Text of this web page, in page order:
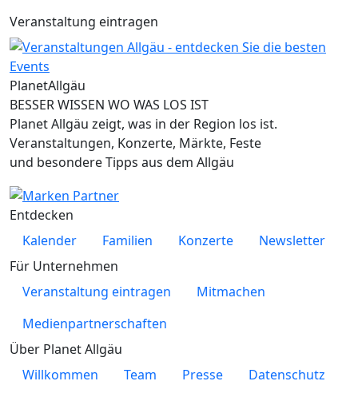
Veranstaltung eintragen
PlanetAllgäu
BESSER WISSEN WO WAS LOS IST
Planet Allgäu zeigt, was in der Region los ist.
Veranstaltungen, Konzerte, Märkte, Feste
und besondere Tipps aus dem Allgäu
Entdecken
Kalender
Familien Konzerte
Newsletter
Für Unternehmen
Veranstaltung eintragen
Mitmachen
Medienpartnerschaften
Über Planet Allgäu
Willkommen
Team Presse
Datenschutz